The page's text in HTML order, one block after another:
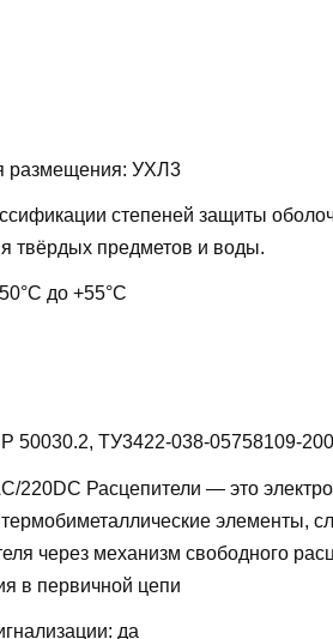
размещения: УХЛ3
степеней защиты
твёрдых предметов и воды.
до +55°С
50030.2, ТУ3422-038-05758109-
220DC Расцепители — это
элементы,
через механизм свободного
в первичной цепи
да